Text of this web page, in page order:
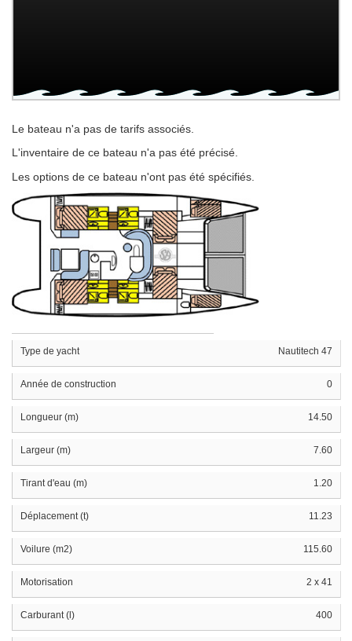
Le bateau n'a pas de tarifs associés.
L'inventaire de ce bateau n'a pas été précisé.
Les options de ce bateau n'ont pas été spécifiés.
Type de yacht Nautitech 47
Année de construction 0
Longueur (m) 14.50
Largeur (m) 7.60
Tirant d'eau (m) 1.20
Déplacement (t) 11.23
Voilure (m2) 115.60
Motorisation 2 x 41
Carburant (l) 400